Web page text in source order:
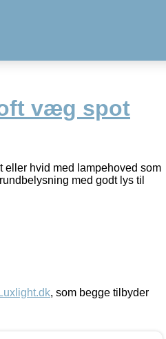
væg spot
eller hvid med lampehoved som
med godt lys til
Luxlight.dk, som begge tilbyder